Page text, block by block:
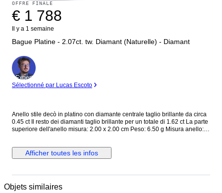
OFFRE FINALE
€ 1 788
Il y a 1 semaine
Bague Platine - 2.07ct. tw. Diamant (Naturelle) - Diamant
Expert
Sélectionné par Lucas Escoto
Anello stile decò in platino con diamante centrale taglio brillante da circa
0.45 ct Il resto dei diamanti taglio brillante per un totale di 1.62 ct La parte
superiore dell'anello misura: 2.00 x 2.00 cm Peso: 6.50 g Misura anello:
tenere conto dell'IVA e dei dazi doganali che devono pagare. Dogana e
tasse: il tuo paese di residenza potrebbe imporre dazi doganali e tasse
paese di residenza se sono applicabili tasse o dazi d'importazione. Non
l'importazione di gioielli nel vostro paese di residenza Campanile Gioielli
Afficher toutes les infos
Objets similaires